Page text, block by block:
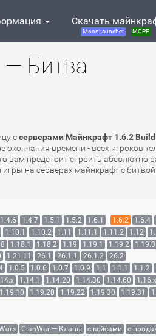
Скачать
MoonLauncher MCPE
— Битва
ссерверами Майнкрафт 1.6.2
времени - всех игроков
вам предстоит строить абсолютно
на серверах майнкрафт с битвой
1.4.6 1.4.7 1.5.1 1.5.2 1.6.1 1.6.2 1.6.4
1.10.1 1.10.2 1.11 1.11.1 1.11.2 1.12
1.18.1 1.18.2 1.19 1.19.1 1.19.2 1.19.3
1.21.11 26.1 26.1.1 26.1.2 26.2
1.0.5 1.0.6 1.0.7 1.0.9 1.1 1.1.1 1.1.2
1.14.1 1.14.20 1.14.30 1.14.60 1.16.x
1.19.10 1.19.20 1.19.22 1.19.30 1.19.31
ClanWar — Кланы с кейсами с